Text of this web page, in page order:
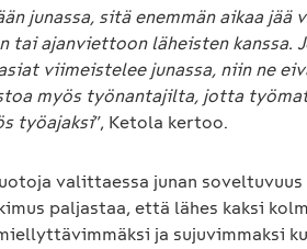
junassa, sitä enemmän aikaa jää
tai ajanviettoon läheisten kanssa.
viimeistelee junassa, niin ne
myös työnantajilta, jotta
työajaksi”, Ketola kertoo.
valittaessa junan
paljastaa, että lähes kaksi
ja sujuvimmaksi